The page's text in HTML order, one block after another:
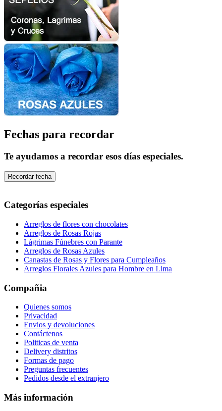
Fechas para recordar
Te ayudamos a recordar esos días especiales.
Recordar fecha
Categorías especiales
Arreglos de flores con chocolates
Arreglos de Rosas Rojas
Lágrimas Fúnebres con Parante
Arreglos de Rosas Azules
Canastas de Rosas y Flores para Cumpleaños
Arreglos Florales Azules para Hombre en Lima
Compañia
Quienes somos
Privacidad
Envios y devoluciones
Contáctenos
Politicas de venta
Delivery distritos
Formas de pago
Preguntas frecuentes
Pedidos desde el extranjero
Más información